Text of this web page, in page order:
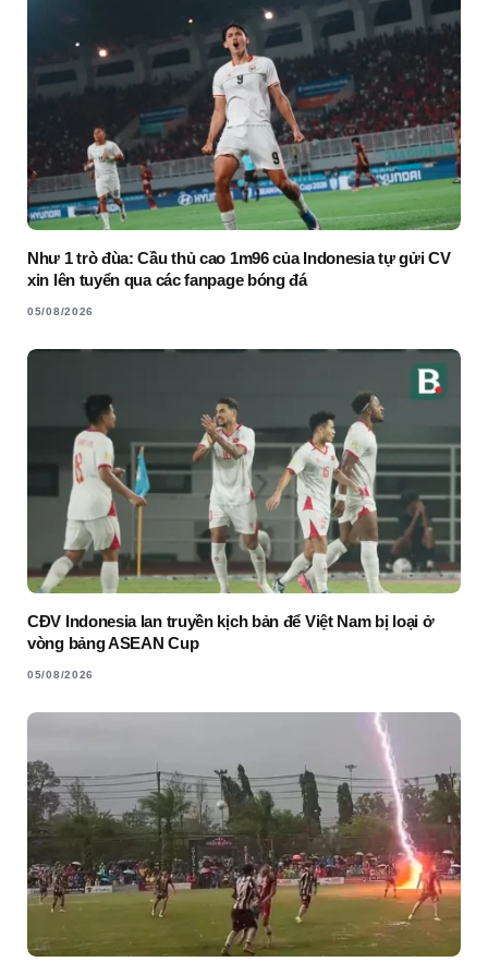
Như 1 trò đùa: Cầu thủ cao 1m96 của Indonesia tự gửi CV
xin lên tuyển qua các fanpage bóng đá
05/08/2026
CĐV Indonesia lan truyền kịch bản để Việt Nam bị loại ở
vòng bảng ASEAN Cup
05/08/2026